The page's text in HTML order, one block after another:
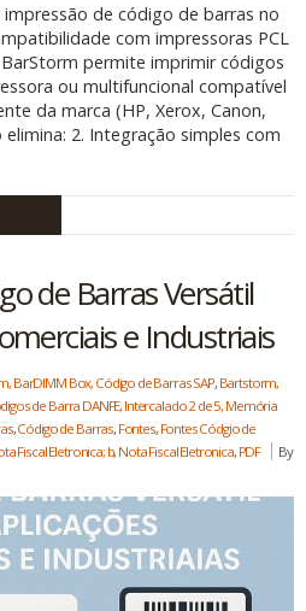
de código de barras no
com impressoras PCL
permite imprimir códigos
ou multifuncional compatível
da marca (HP, Xerox, Canon,
2. Integração simples com
de Barras Versátil
e Industriais
BarDIMM Box, Código de Barras SAP, Bartstorm,
de Barra DANFE, Intercalado 2 de 5, Memória
,Código de Barras, Fontes, Fontes Códgio de
Fiscal Eletronica; b, Nota Fiscal Eletronica, PDF
By